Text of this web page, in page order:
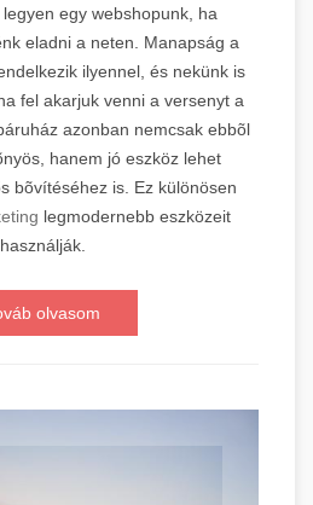
egy webshopunk, ha
eladni a neten. Manapság a
ilyennel, és nekünk is
fel akarjuk venni a versenyt a
azonban nemcsak ebbõl
hanem jó eszköz lehet
bõvítéséhez is. Ez különösen
legmodernebb eszközeit
használják.
olvasom